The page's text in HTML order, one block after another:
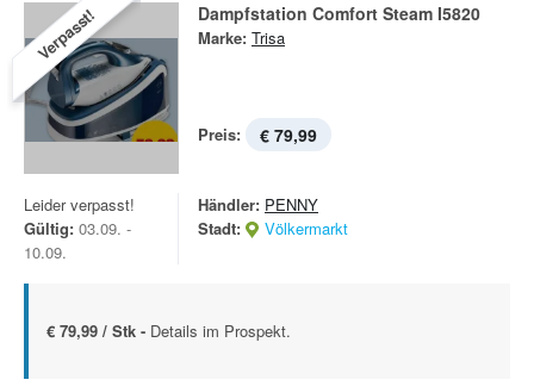
Verpasst! Dampfstation Comfort Steam I5820
Marke: Trisa
Preis: € 79,99
Leider verpasst!
Gültig: 03.09. -
10.09.
Händler: PENNY
Stadt:
Völkermarkt
€ 79,99 / Stk - Details im Prospekt.